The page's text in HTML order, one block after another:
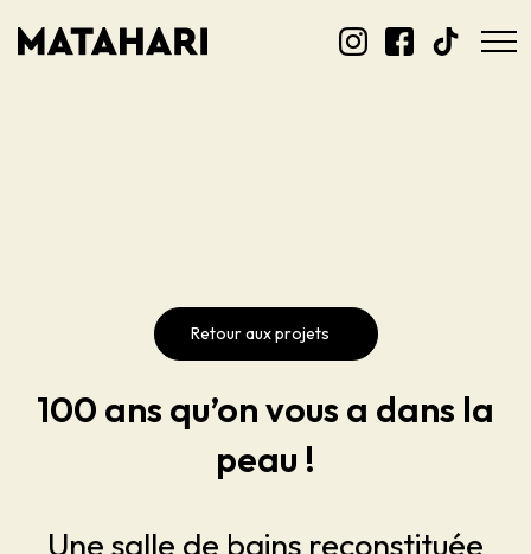
Retour aux projets
100 ans qu’on vous a dans la
peau !
Une salle de bains reconstituée